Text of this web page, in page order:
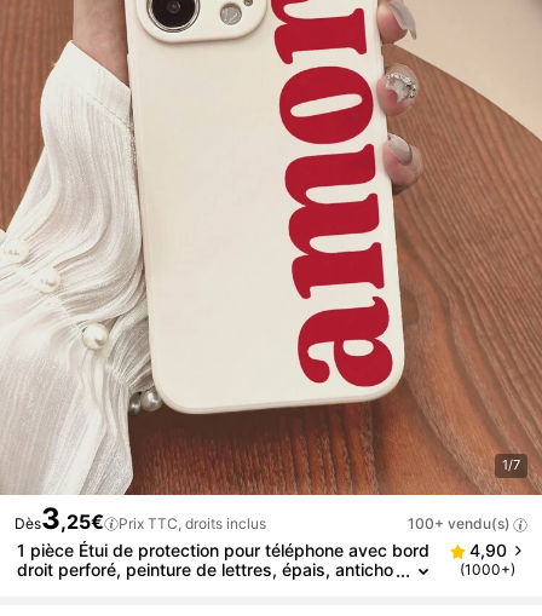
1/7
Dès3,25€ Prix TTC, droits inclus 100+ vendu(s)
1 pièce Étui de protection pour téléphone avec bord
droit perforé, peinture de lettres, épais, anticho
4,90
(1000+)